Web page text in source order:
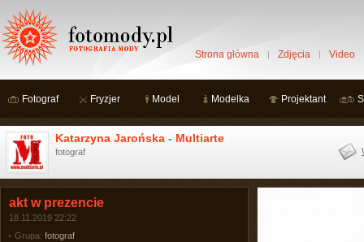
Strona główna Zdjęcia Video
Fotograf Fryzjer Model Modelka Projektant
Katarzyna Jarońska - Multiarte
fotograf
akt w prezencie
18.11.2019 22:22
Grupa: fotograf